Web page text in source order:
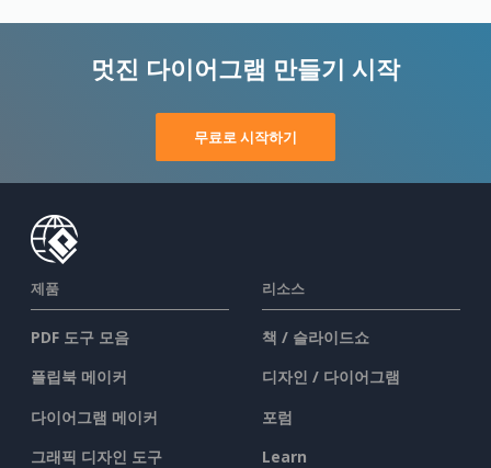
멋진 다이어그램 만들기 시작
무료로 시작하기
제품
PDF 도구 모음
플립북 메이커
다이어그램 메이커
그래픽 디자인 도구
리소스
책 / 슬라이드쇼
디자인 / 다이어그램
포럼
Learn